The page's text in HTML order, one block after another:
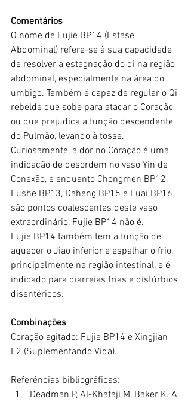
Comentários
O nome de Fujie BP14 (Estase
Abdominal) refere-se à sua capacidade
de resolver a estagnação do qi na região
abdominal, especialmente na área do
umbigo. Também é capaz de regular o Qi
rebelde que sobe para atacar o Coração
ou que prejudica a função descendente
do Pulmão, levando à tosse.
Curiosamente, a dor no Coração é uma
indicação de desordem no vaso Yin de
Conexão, e enquanto Chongmen BP12,
Fushe BP13, Daheng BP15 e Fuai BP16
são pontos coalescentes deste vaso
extraordinário, Fujie BP14 não é.
Fujie BP14 também tem a função de
aquecer o Jiao inferior e espalhar o frio,
principalmente na região intestinal, e é
indicado para diarreias frias e distúrbios
disentéricos.
Combinações
Coração agitado: Fujie BP14 e Xingjian
F2 (Suplementando Vida).
Referências bibliográficas:
Deadman P, Al-Khafaji M, Baker K. A